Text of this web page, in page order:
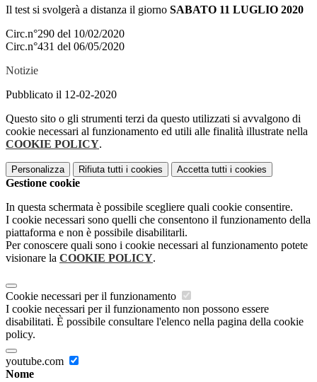
Il test si svolgerà a distanza il giorno SABATO 11 LUGLIO 2020
Circ.n°290 del 10/02/2020
Circ.n°431 del 06/05/2020
Notizie
Pubblicato il 12-02-2020
Questo sito o gli strumenti terzi da questo utilizzati si avvalgono di
cookie necessari al funzionamento ed utili alle finalità illustrate nella
COOKIE POLICY.
Personalizza Rifiuta tutti i cookies Accetta tutti i cookies
Gestione cookie
In questa schermata è possibile scegliere quali cookie consentire.
I cookie necessari sono quelli che consentono il funzionamento della
piattaforma e non è possibile disabilitarli.
Per conoscere quali sono i cookie necessari al funzionamento potete
visionare la COOKIE POLICY.
Cookie necessari per il funzionamento
I cookie necessari per il funzionamento non possono essere
disabilitati. È possibile consultare l'elenco nella pagina della cookie
policy.
youtube.com
Nome